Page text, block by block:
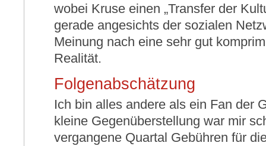
wobei Kruse einen „Transfer der
gerade angesichts der sozialen
Meinung nach eine sehr gut
Realität.
Folgenabschätzung
Ich bin alles andere als ein Fan der
kleine Gegenüberstellung war mir
vergangene Quartal Gebühren für